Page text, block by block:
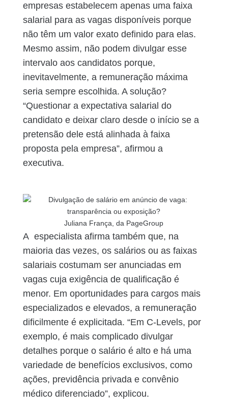
empresas estabelecem apenas uma faixa
salarial para as vagas disponíveis porque
não têm um valor exato definido para elas.
Mesmo assim, não podem divulgar esse
intervalo aos candidatos porque,
inevitavelmente, a remuneração máxima
seria sempre escolhida. A solução?
“Questionar a expectativa salarial do
candidato e deixar claro desde o início se a
pretensão dele está alinhada à faixa
proposta pela empresa”, afirmou a
executiva.
Juliana França, da PageGroup
A especialista afirma também que, na
maioria das vezes, os salários ou as faixas
salariais costumam ser anunciadas em
vagas cuja exigência de qualificação é
menor. Em oportunidades para cargos mais
especializados e elevados, a remuneração
dificilmente é explicitada. “Em C-Levels, por
exemplo, é mais complicado divulgar
detalhes porque o salário é alto e há uma
variedade de benefícios exclusivos, como
ações, previdência privada e convênio
médico diferenciado”, explicou.